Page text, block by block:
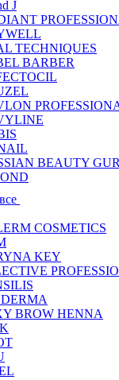
J
TECHNIQUES
BARBER
BEAUTY
COSMETICS
KEY
BROW HENNA